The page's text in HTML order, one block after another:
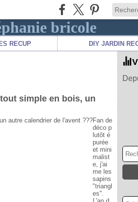
RECUP DIY JARDIN
simple en bois, un
Fan de
déco p
lutôt é
purée
et mini
malist
e, j'ai
me les
sapins
"triangl
es".